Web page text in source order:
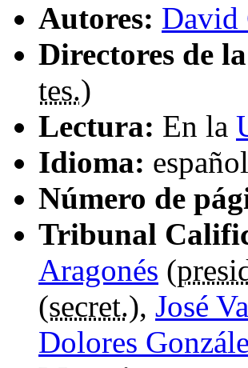
Autores: David
Directores de
tes.)
Lectura: En la
Idioma: español
Número de
Tribunal
Aragonés (
(secret.), José
Dolores